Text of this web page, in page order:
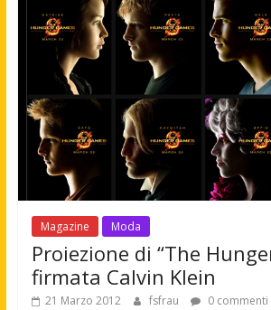
Magazine Moda
Proiezione di “The
firmata Calvin Klein
21 Marzo 2012 fsfrau 0 commenti